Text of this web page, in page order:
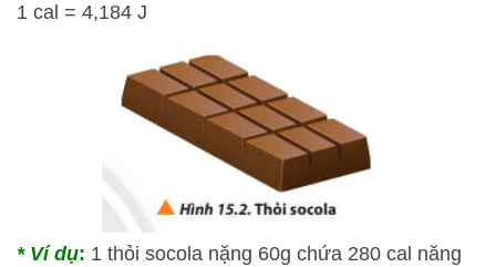
1 cal = 4,184 J
* Ví dụ: 1 thỏi socola nặng 60g chứa 280 cal năng